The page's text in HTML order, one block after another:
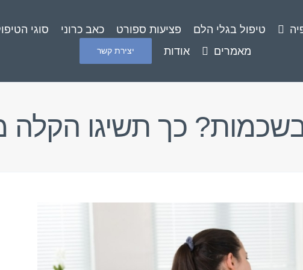
טיפול בגלי הלם פציעות ספורט כאב כרוני
סוגי
מאמרים
אודות יצירת קשר
כך תשיגו הקלה